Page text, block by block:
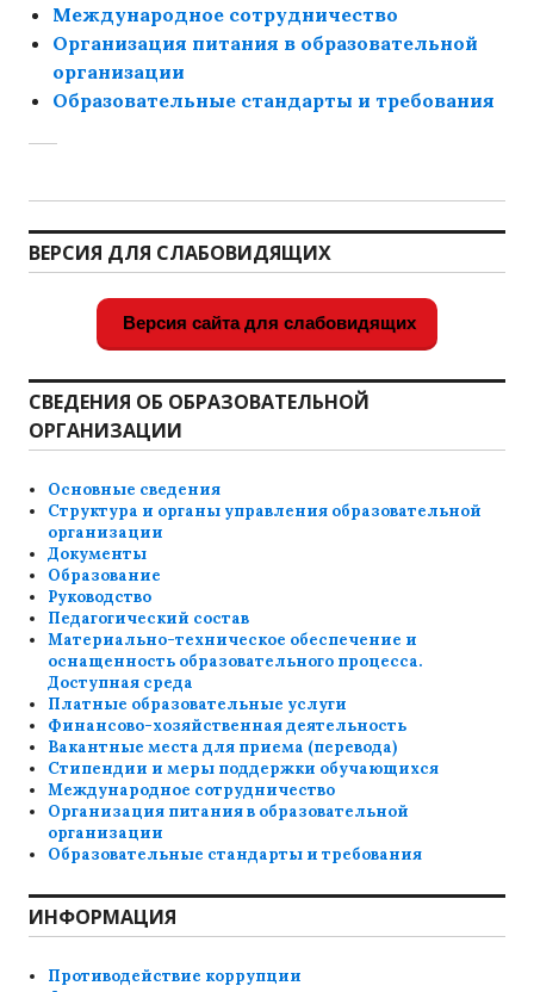
Международное сотрудничество
Организация питания в образовательной
организации
Образовательные стандарты и требования
ВЕРСИЯ ДЛЯ СЛАБОВИДЯЩИХ
Версия сайта для слабовидящих
СВЕДЕНИЯ ОБ ОБРАЗОВАТЕЛЬНОЙ
ОРГАНИЗАЦИИ
Основные сведения
Структура и органы управления образовательной
организации
Документы
Образование
Руководство
Педагогический состав
Материально-техническое обеспечение и
оснащенность образовательного процесса.
Доступная среда
Платные образовательные услуги
Финансово-хозяйственная деятельность
Вакантные места для приема (перевода)
Стипендии и меры поддержки обучающихся
Международное сотрудничество
Организация питания в образовательной
организации
Образовательные стандарты и требования
ИНФОРМАЦИЯ
Противодействие коррупции